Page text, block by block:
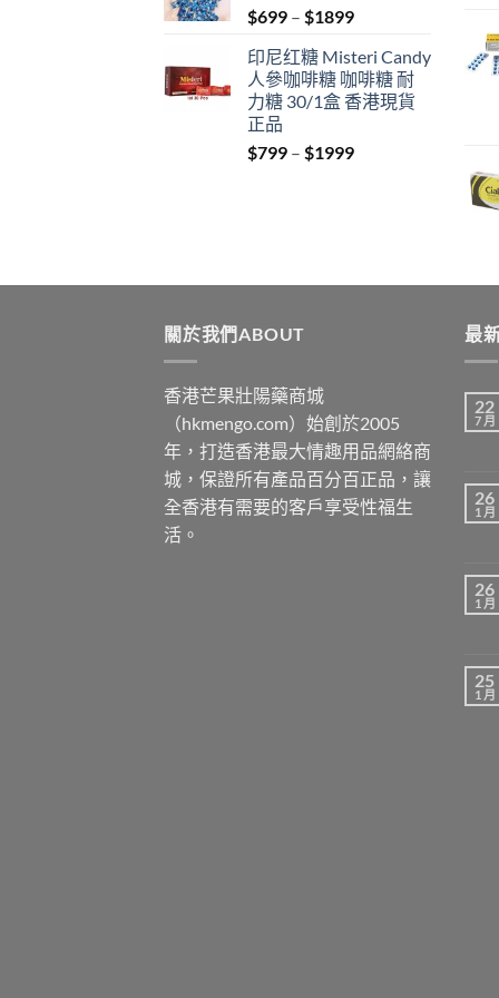
$1849
$699 – $1899Price
$699
through
$1899
印尼红糖 Misteri Candy
人參咖啡糖 咖啡糖 耐
力糖 30/1盒 香港現貨
正品
$799 – $1999Price
關於我們ABOUT
香港芒果壯陽藥商城
（hkmengo.com）始創於2005
年，打造香港最大情趣用品網絡商
城，保證所有產品百分百正品，讓
全香港有需要的客戶享受性福生
活。
最
22
7 月
26
1 月
26
1 月
25
1 月